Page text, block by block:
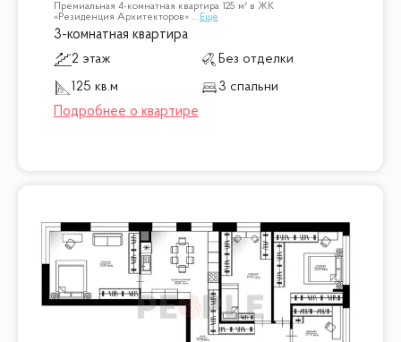
Премиальная 4-комнатная квартира 125 м² в ЖК
«Резиденция Архитекторов» ... Ещё
3-комнатная квартира
2 этаж
Без отделки
125 кв.м
3 спальни